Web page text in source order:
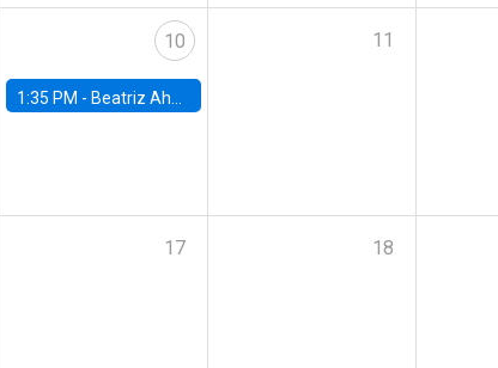
10
1:35 PM - Beatriz Ahumada, PhD candidate, Universidad de Pittsburgh
11
17 18